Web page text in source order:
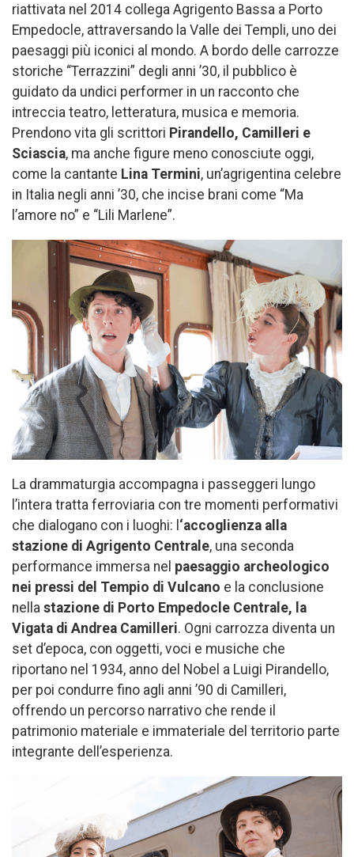
riattivata nel 2014 collega Agrigento Bassa a Porto
Empedocle, attraversando la Valle dei Templi, uno dei
paesaggi più iconici al mondo. A bordo delle carrozze
storiche “Terrazzini” degli anni ’30, il pubblico è
guidato da undici performer in un racconto che
intreccia teatro, letteratura, musica e memoria.
Prendono vita gli scrittori Pirandello, Camilleri e
Sciascia, ma anche figure meno conosciute oggi,
come la cantante Lina Termini, un’agrigentina celebre
in Italia negli anni ’30, che incise brani come “Ma
l’amore no” e “Lili Marlene”.
La drammaturgia accompagna i passeggeri lungo
l’intera tratta ferroviaria con tre momenti performativi
che dialogano con i luoghi: l ‘accoglienza alla
stazione di Agrigento Centrale, una seconda
performance immersa nel paesaggio archeologico
nei pressi del Tempio di Vulcano e la conclusione
nella stazione di Porto Empedocle Centrale, la
Vigata di Andrea Camilleri. Ogni carrozza diventa un
set d’epoca, con oggetti, voci e musiche che
riportano nel 1934, anno del Nobel a Luigi Pirandello,
per poi condurre fino agli anni ’90 di Camilleri,
offrendo un percorso narrativo che rende il
patrimonio materiale e immateriale del territorio parte
integrante dell’esperienza.